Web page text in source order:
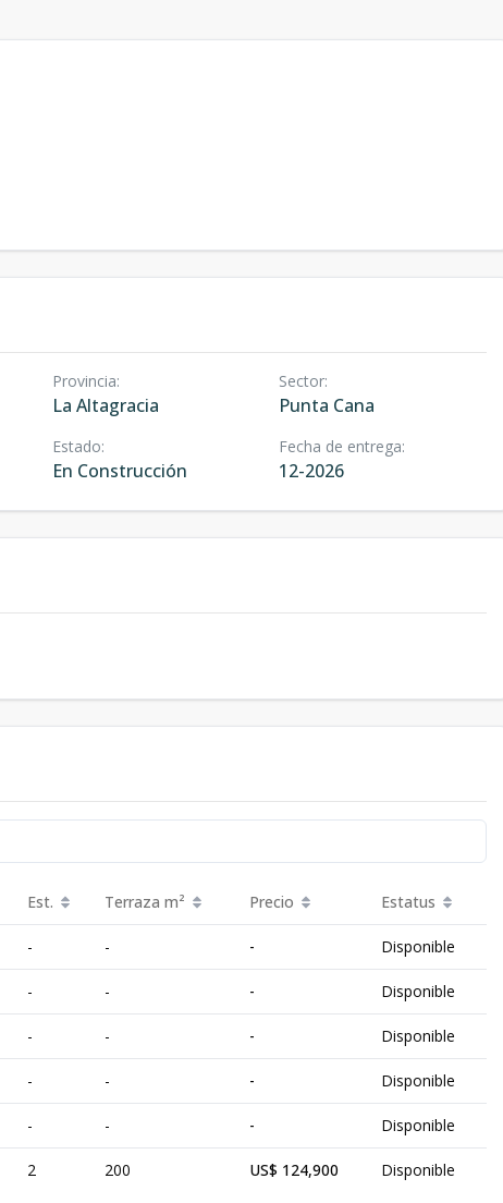
Provincia:
La Altagracia
Sector:
Punta Cana
Estado:
En Construcción
Fecha de entrega:
12-2026
Est. Terraza m² Precio Estatus
- - - Disponible
- - - Disponible
- - - Disponible
- - - Disponible
- - - Disponible
2 200 US$ 124,900 Disponible